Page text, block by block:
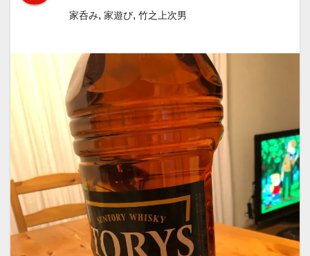
家呑み, 家遊び, 竹之上次男